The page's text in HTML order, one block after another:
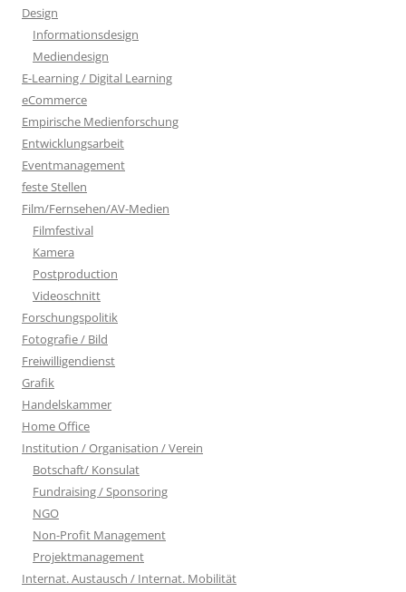
Design
Informationsdesign
Mediendesign
E-Learning / Digital Learning
eCommerce
Empirische Medienforschung
Entwicklungsarbeit
Eventmanagement
feste Stellen
Film/Fernsehen/AV-Medien
Filmfestival
Kamera
Postproduction
Videoschnitt
Forschungspolitik
Fotografie / Bild
Freiwilligendienst
Grafik
Handelskammer
Home Office
Institution / Organisation / Verein
Botschaft/ Konsulat
Fundraising / Sponsoring
NGO
Non-Profit Management
Projektmanagement
Internat. Austausch / Internat. Mobilität